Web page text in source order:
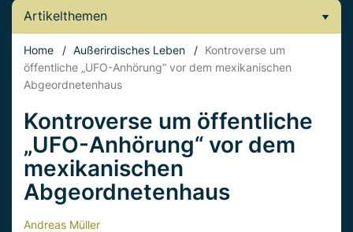
Artikelthemen
Home / Außerirdisches Leben / Kontroverse um
öffentliche „UFO-Anhörung“ vor dem mexikanischen
Abgeordnetenhaus
Kontroverse um öffentliche
„UFO-Anhörung“ vor dem
mexikanischen
Abgeordnetenhaus
Andreas Müller